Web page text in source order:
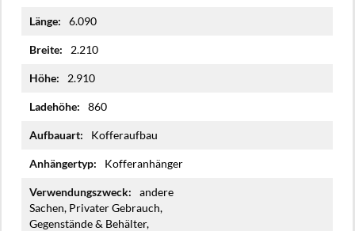
6.090
2.210
2.910
860
Kofferaufbau
Kofferanhänger
andere
Sachen, Privater Gebrauch,
Gegenstände & Behälter,